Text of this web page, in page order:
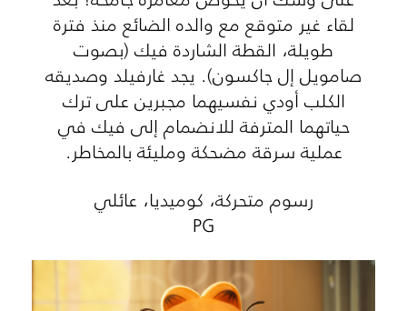
لقاء غير متوقع مع والده الضائع منذ فترة
طويلة، القطة الشاردة فيك (بصوت
صامويل إل جاكسون). يجد غارفيلد وصديقه
الكلب أودي نفسيهما مجبرين على ترك
حياتهما المترفة للانضمام إلى فيك في
عملية سرقة مضحكة ومليئة بالمخاطر.
رسوم متحركة، كوميديا، عائلي
PG